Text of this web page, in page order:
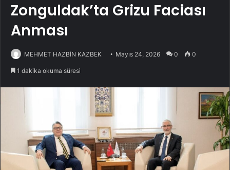
Zonguldak’ta Grizu Faciası
Anması
MEHMET HAZBİN KAZBEK Mayıs 24, 2026 0 0
1 dakika okuma süresi